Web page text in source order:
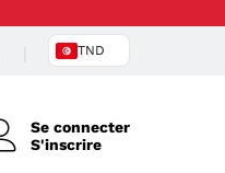
TND
Se connecter
S'inscrire